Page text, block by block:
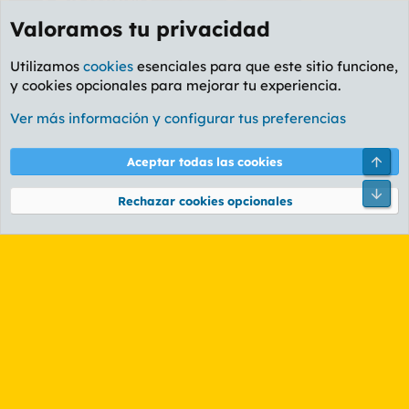
Etiquetas
Cookies
PL OLDSTYLE AMARILLO
Términos y reglas Política de privacidad Ayuda
Community platform by XenForo® © 2010-2026 XenForo Ltd.
Valoramos tu privacidad
Utilizamos cookies esenciales para que este sitio funcione,
y cookies opcionales para mejorar tu experiencia.
Ver más información y configurar tus preferencias
Aceptar todas las cookies
Rechazar cookies opcionales
Pie